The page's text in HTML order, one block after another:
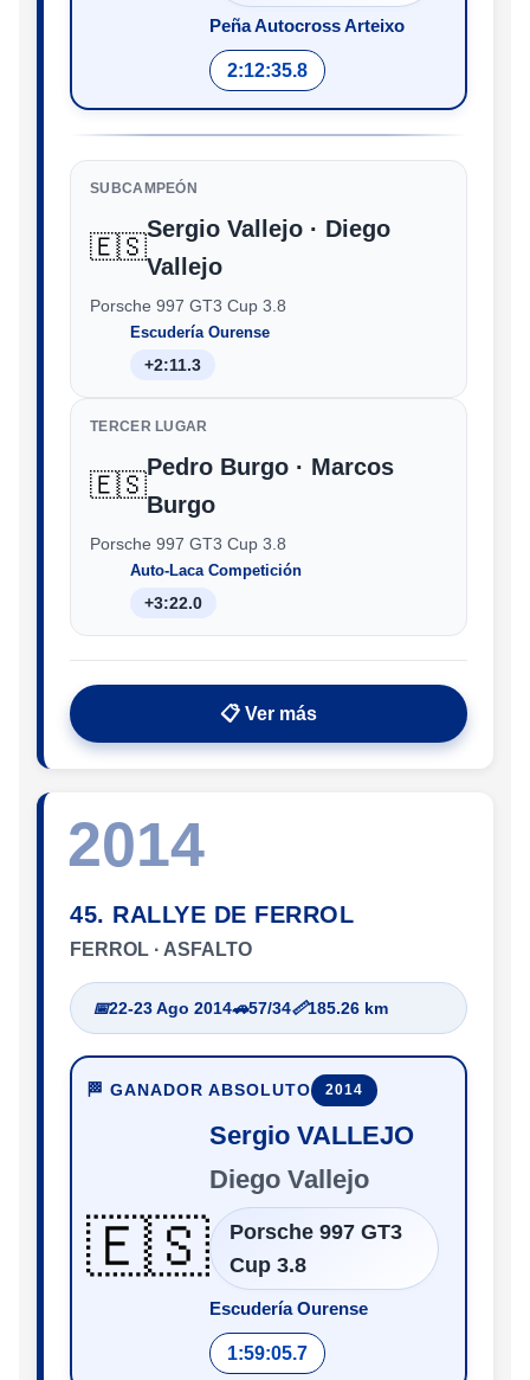
Peña Autocross Arteixo
2:12:35.8
SUBCAMPEÓN
🇪🇸
Sergio Vallejo · Diego
Vallejo
Porsche 997 GT3 Cup 3.8
Escudería Ourense
+2:11.3
TERCER LUGAR
🇪🇸
Pedro Burgo · Marcos
Burgo
Porsche 997 GT3 Cup 3.8
Auto-Laca Competición
+3:22.0
📋 Ver más
2014
45. RALLYE DE FERROL
FERROL · ASFALTO
📅22-23 Ago 2014🚗57/34📏185.26 km
🏁 GANADOR ABSOLUTO 2014
🇪🇸
Sergio VALLEJO
Diego Vallejo
Porsche 997 GT3
Cup 3.8
Escudería Ourense
1:59:05.7